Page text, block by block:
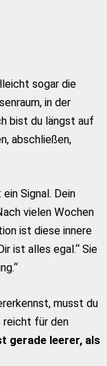
sogar die
in der
bist du längst auf
abschließen,
Signal. Dein
vielen Wochen
ist diese innere
ist alles egal.“ Sie
musst du
reicht für den
gerade leerer, als